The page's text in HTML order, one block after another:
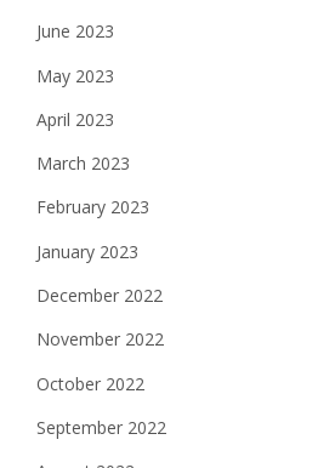
June 2023
May 2023
April 2023
March 2023
February 2023
January 2023
December 2022
November 2022
October 2022
September 2022